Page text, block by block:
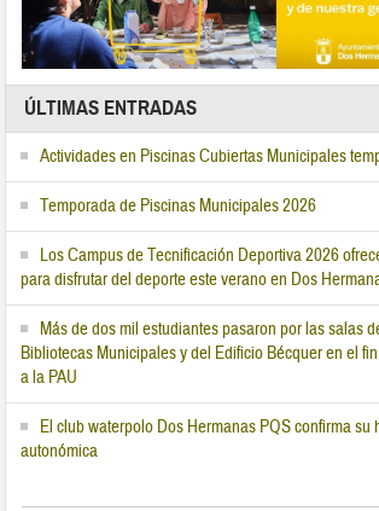
ÚLTIMAS ENTRADAS
Actividades en Piscinas Cubiertas Municipales
Temporada de Piscinas Municipales 2026
Los Campus de Tecnificación Deportiva 2026
para disfrutar del deporte este verano en Dos
Más de dos mil estudiantes pasaron por las salas
Bibliotecas Municipales y del Edificio Bécquer en el
a la PAU
El club waterpolo Dos Hermanas PQS confirma su
autonómica